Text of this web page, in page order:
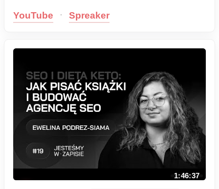
YouTube · Spreaker
1:46:37